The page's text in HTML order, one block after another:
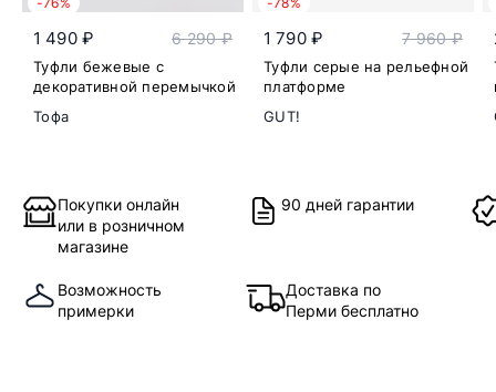
1 490 ₽ 6 290 ₽
Туфли бежевые с
декоративной перемычкой
Тофа
1 790 ₽ 7 960 ₽
Туфли серые на рельефной
платформе
GUT!
Покупки онлайн
или в розничном
магазине
90 дней гарантии
Возможность
примерки
Доставка по
Перми бесплатно